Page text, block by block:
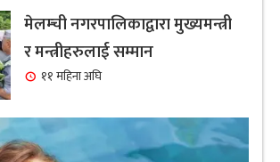
मेलम्ची नगरपालिकाद्वारा मुख्यमन्त्री
र मन्त्रीहरुलाई सम्मान
११ महिना अघि